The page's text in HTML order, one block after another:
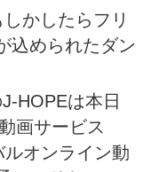
かしたらフリ
込められたダン
HOPEは本日
画サービス
ルオンライン動